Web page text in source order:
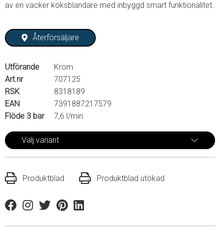
av en vacker köksblandare med inbyggd smart funktionalitet.
Återförsäljare
Utförande
Krom
Art.nr
707125
RSK
8318189
EAN
7391887217579
Flöde 3 bar
7,6 l/min
Välj variant
Produktblad Produktblad utökad
FacebookInstagram
TwitterPinterestLinkedin